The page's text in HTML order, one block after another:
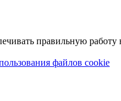
правильную работу
файлов cookie